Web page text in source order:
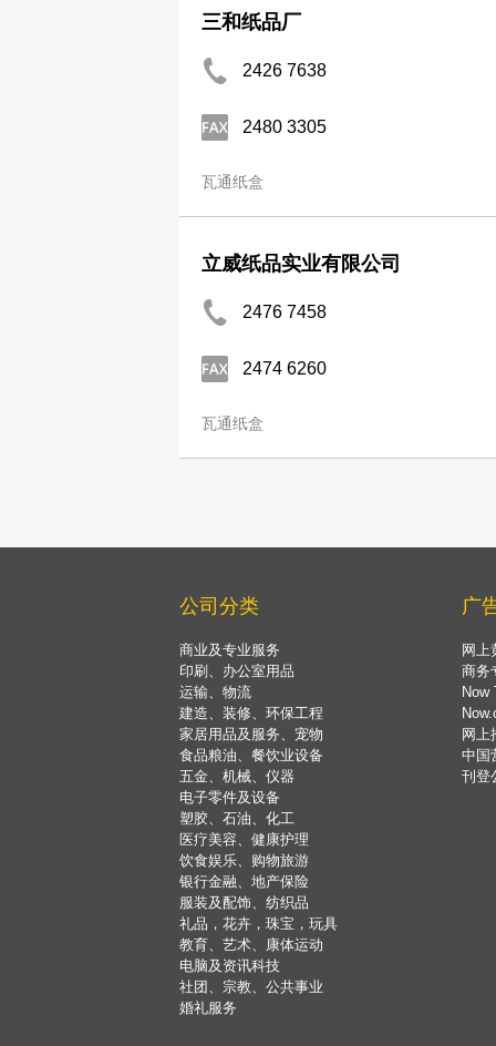
三和纸品厂
2426 7638
2480 3305
瓦通纸盒
立威纸品实业有限公司
2476 7458
2474 6260
瓦通纸盒
公司分类
商业及专业服务
印刷、办公室用品
运输、物流
建造、装修、环保工程
家居用品及服务、宠物
食品粮油、餐饮业设备
五金、机械、仪器
电子零件及设备
塑胶、石油、化工
医疗美容、健康护理
饮食娱乐、购物旅游
银行金融、地产保险
服装及配饰、纺织品
礼品，花卉，珠宝，玩具
教育、艺术、康体运动
电脑及资讯科技
社团、宗教、公共事业
婚礼服务
广
网上
商务
Now
网上
中国
刊登